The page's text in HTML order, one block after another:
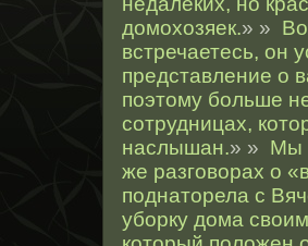
домохозяек.» »
встречаетесь, он
представление о
поэтому больше
сотрудницах,
наслышан.» » Мы
же разговорах о
поднаторела с
уборку дома